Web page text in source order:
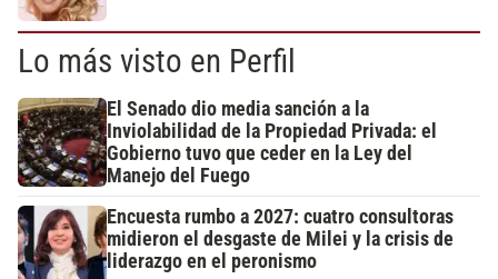
Lo más visto en Perfil
El Senado dio media sanción a la
Inviolabilidad de la Propiedad Privada: el
Gobierno tuvo que ceder en la Ley del
Manejo del Fuego
Encuesta rumbo a 2027: cuatro consultoras
midieron el desgaste de Milei y la crisis de
liderazgo en el peronismo